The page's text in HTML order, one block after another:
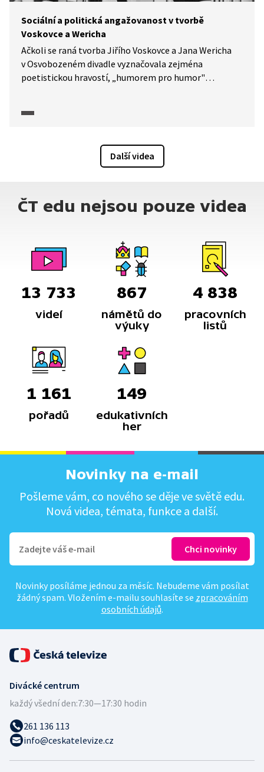
Sociální a politická angažovanost v tvorbě
Voskovce a Wericha
Ačkoli se raná tvorba Jiřího Voskovce a Jana Wericha
v Osvobozeném divadle vyznačovala zejména
poetistickou hravostí, „humorem pro humor"
a politické angažovanosti, které se později staly
z dokumentárního cyklu Moderna, avantgarda: Příběh
umění 1. poloviny 20. století (2025) zachycuje
od původní bezúčelné hravosti dostala až ke statusu
scény, která výrazně kritizovala politické, sociální
Další videa
ČT edu nejsou pouze videa
13 733
videí
867
námětů do
výuky
4 838
pracovních
listů
1 161
pořadů
149
edukativních
her
Novinky na e-mail
Pošleme vám, co nového se děje ve světě edu.
Nová videa, témata, funkce a další.
Novinky posíláme jednou za měsíc. Nebudeme vám posílat
žádný spam. Vložením e-mailu souhlasíte se zpracováním
osobních údajů.